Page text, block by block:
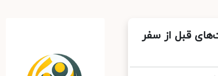
قبل از سفر